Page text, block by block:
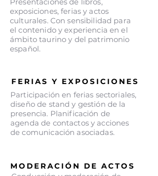
exposiciones, ferias y actos
culturales. Con sensibilidad para
el contenido y experiencia en el
ámbito taurino y del patrimonio
español.
Participación en ferias sectoriales,
diseño de stand y gestión de la
presencia. Planificación de
agenda de contactos y acciones
de comunicación asociadas.
FERIAS Y EXPOSICIONES
MODERACIÓN DE ACTOS